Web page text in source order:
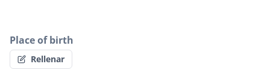
Place of birth
Rellenar